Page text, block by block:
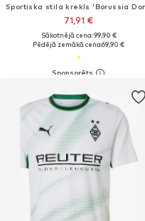
71,91 €
Sākotnējā cena: 99,90 €
Pēdējā zemākā cena:69,90 €